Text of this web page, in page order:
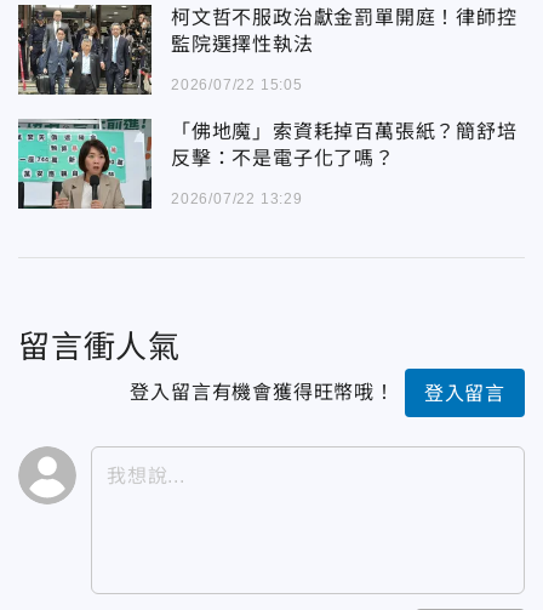
柯文哲不服政治獻金罰單開庭！律師控
監院選擇性執法
2026/07/22 15:05
「佛地魔」索資耗掉百萬張紙？簡舒培
反擊：不是電子化了嗎？
2026/07/22 13:29
留言衝人氣
登入留言有機會獲得旺幣哦！ 登入留言